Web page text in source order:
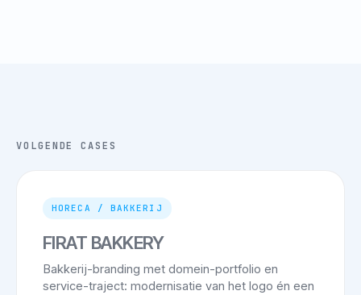
VOLGENDE CASES
HORECA / BAKKERIJ
FIRAT BAKKERY
Bakkerij-branding met domein-portfolio en
service-traject: modernisatie van het logo én een